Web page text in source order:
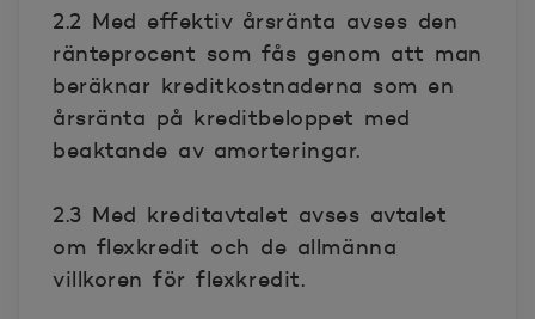
2.2 Med effektiv årsränta avses den
ränteprocent som fås genom att man
beräknar kreditkostnaderna som en
årsränta på kreditbeloppet med
beaktande av amorteringar.
2.3 Med kreditavtalet avses avtalet
om flexkredit och de allmänna
villkoren för flexkredit.